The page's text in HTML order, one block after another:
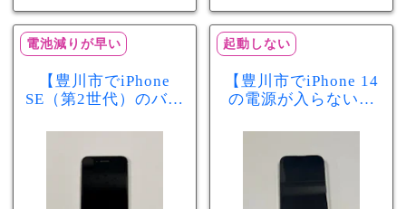
電池減りが早い
【豊川市でiPhone
SE（第2世代）のバッ
スマ豊川店】電池の
減りが早い症状も当
起動しない
【豊川市でiPhone 14
の電源が入らない修
店】バッテリー交換
で復旧するケースも
あります！